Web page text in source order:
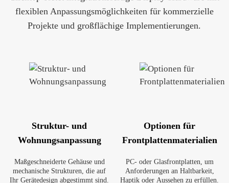
flexiblen Anpassungsmöglichkeiten für kommerzielle
Projekte und großflächige Implementierungen.
Struktur- und
Wohnungsanpassung
Maßgeschneiderte Gehäuse und
mechanische Strukturen, die auf
Ihr Gerätedesign abgestimmt sind.
Optionen für
Frontplattenmaterialien
PC- oder Glasfrontplatten, um
Anforderungen an Haltbarkeit,
Haptik oder Aussehen zu erfüllen.